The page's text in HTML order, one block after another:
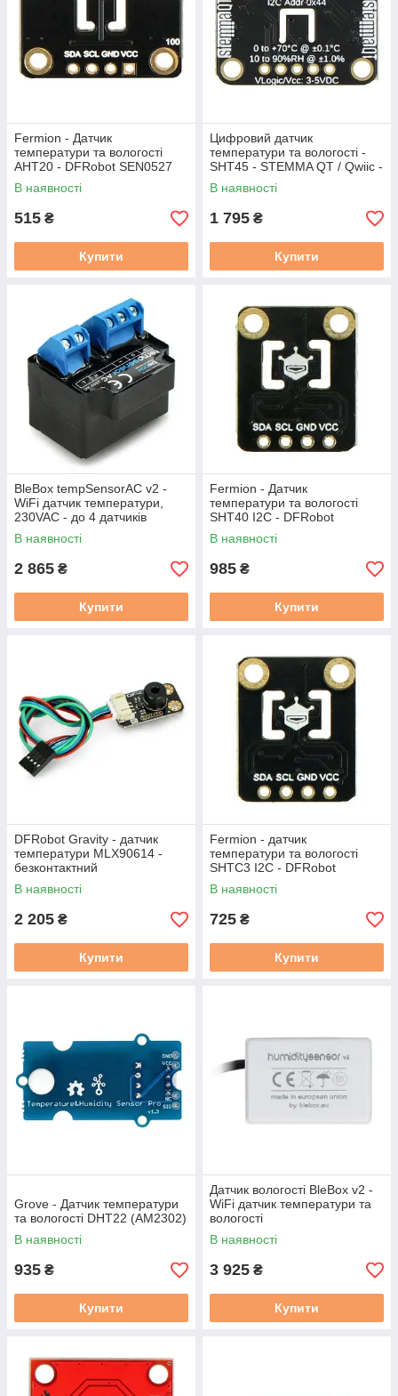
Fermion - Датчик
температури та вологості
AHT20 - DFRobot SEN0527
В наявності
515 ₴
Купити
Цифровий датчик
температури та вологості -
SHT45 - STEMMA QT / Qwiic -
Adafruit 5665
В наявності
1 795 ₴
Купити
BleBox tempSensorAC v2 -
WiFi датчик температури,
230VAC - до 4 датчиків
температури
В наявності
2 865 ₴
Купити
Fermion - Датчик
температури та вологості
SHT40 I2C - DFRobot
SEN0428
В наявності
985 ₴
Купити
DFRobot Gravity - датчик
температури MLX90614 -
безконтактний
В наявності
2 205 ₴
Купити
Fermion - датчик
температури та вологості
SHTC3 I2C - DFRobot
SEN0414
В наявності
725 ₴
Купити
Grove - Датчик температури
та вологості DHT22 (AM2302)
В наявності
935 ₴
Купити
Датчик вологості BleBox v2 -
WiFi датчик температури та
вологості
В наявності
3 925 ₴
Купити